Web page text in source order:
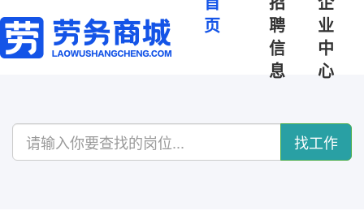
页
聘
信
息
业
中
心
找工作